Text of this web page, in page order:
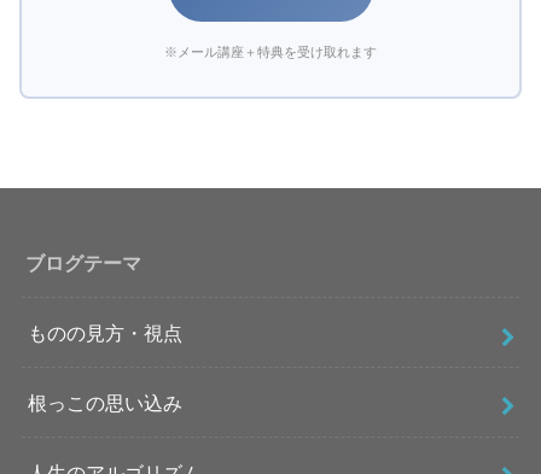
※メール講座＋特典を受け取れます
ブログテーマ
ものの見方・視点
根っこの思い込み